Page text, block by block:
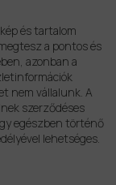
és tartalom
a pontos és
azonban a
nem vállalunk. A
szerződéses
egészben történő
lehetséges.